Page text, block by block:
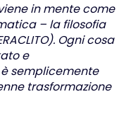
in mente come
– la filosofia
Ogni cosa
e
semplicemente
trasformazione